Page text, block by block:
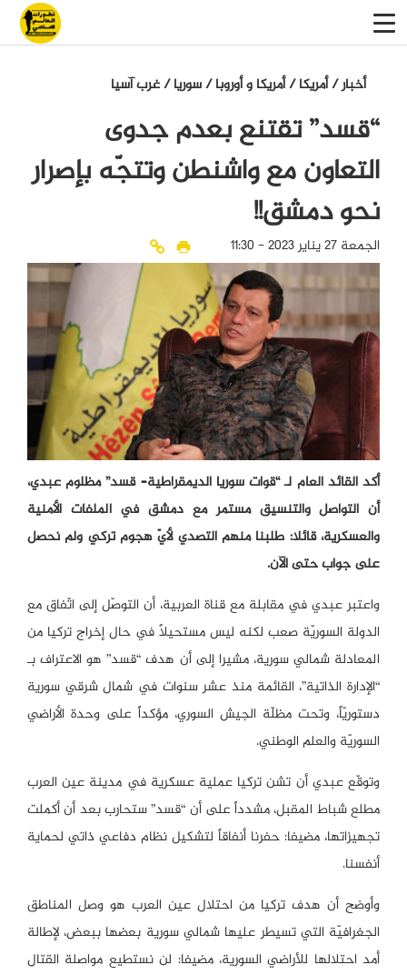
أخبار/أمريكا/أمريكا و أوروبا/سوريا/غرب آسيا
“قسد” تقتنع بعدم جدوى
التعاون مع واشنطن وتتجّه بإصرار
نحو دمشق!!
الجمعة 27 يناير 2023 - 11:30
أكد القائد العام لـ “قوات سوريا الديمقراطية– قسد” مظلوم عبدي،
أن التواصل والتنسيق مستمر مع دمشق في الملفات الأمنية
والعسكرية، قائلا: طلبنا منهم التصدي لأيّ هجوم تركي ولم نحصل
على جواب حتى الآن.
واعتبر عبدي في مقابلة مع قناة العربية، أن التوصّل إلى اتّفاق مع
الدولة السوريّة صعب لكنه ليس مستحيلاً في حال إخراج تركيا من
المعادلة شمالي سورية، مشيرا إلى أن هدف “قسد” هو الاعتراف بـ
“الإدارة الذاتية”، القائمة منذ عشر سنوات في شمال شرقي سورية
دستوريّاً، وتحت مظلّة الجيش السوري، مؤكداً على وحدة الأراضي
السوريّة والعلم الوطني.
وتوقّع عبدي أن تشن تركيا عملية عسكرية في مدينة عين العرب
مطلع شباط المقبل، مشدداً على أن “قسد” ستحارب بعد أن أكملت
تجهيزاتها، مضيفا: حفرنا أنفاقاً لتشكيل نظام دفاعي ذاتي لحماية
أنفسنا.
وأوضح أن هدف تركيا من احتلال عين العرب هو وصل المناطق
الجغرافيّة التي تسيطر عليها شمالي سورية بعضها ببعض، لإطالة
أمد احتلالها للأراضي السورية، مضيفا: لن نستطيع مواصلة القتال